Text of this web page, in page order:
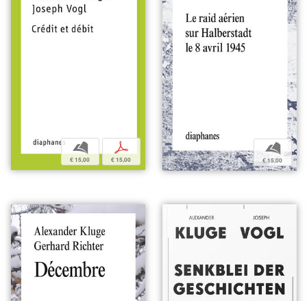
b
€ 15,00
p
€ 15,00
b
€ 15,00